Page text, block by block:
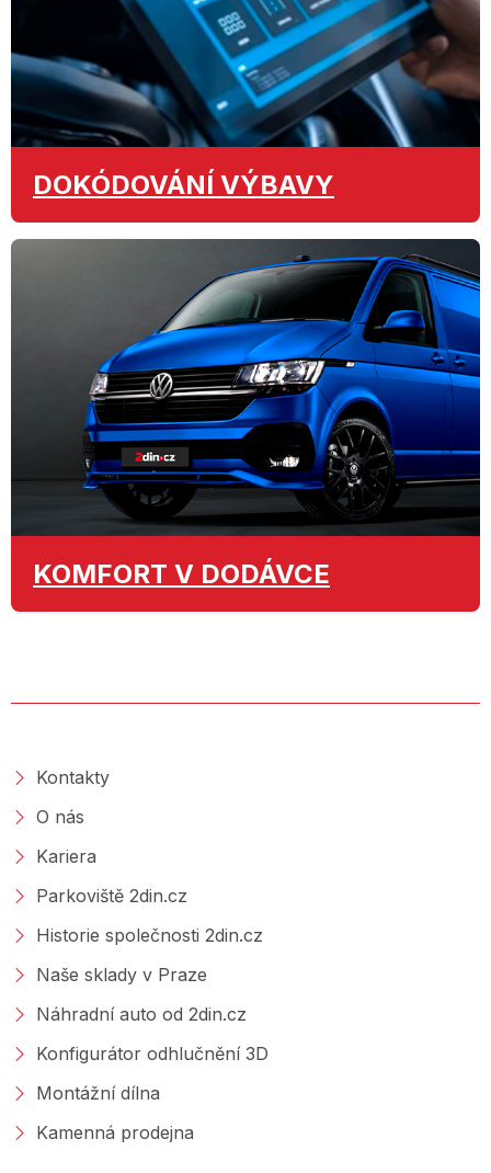
DOKÓDOVÁNÍ VÝBAVY
KOMFORT V DODÁVCE
Kontakty
O nás
Kariera
Parkoviště 2din.cz
Historie společnosti 2din.cz
Naše sklady v Praze
Náhradní auto od 2din.cz
Konfigurátor odhlučnění 3D
Montážní dílna
Kamenná prodejna